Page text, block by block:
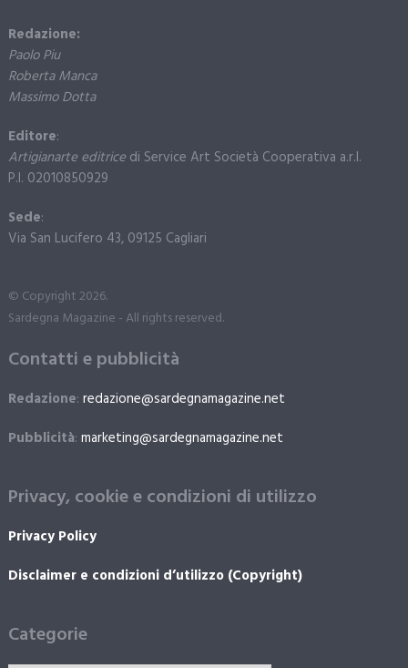
Redazione:
Paolo Piu
Roberta Manca
Massimo Dotta
Editore:
Artigianarte editricedi Service Art Società Cooperativa a.r.l.
P.I. 02010850929
Sede:
Via San Lucifero 43, 09125 Cagliari
© Copyright 2026.
Sardegna Magazine - All rights reserved.
Contatti e pubblicità
Redazione: redazione@sardegnamagazine.net
Pubblicità: marketing@sardegnamagazine.net
Privacy, cookie e condizioni di utilizzo
Privacy Policy
Disclaimer e condizioni d’utilizzo (Copyright)
Categorie